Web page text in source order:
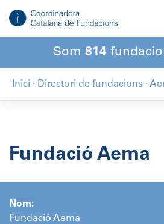
contingut
Som 814
Inici · Directori de fundacions ·
Fundació Aema
Nom:
Fundació Aema